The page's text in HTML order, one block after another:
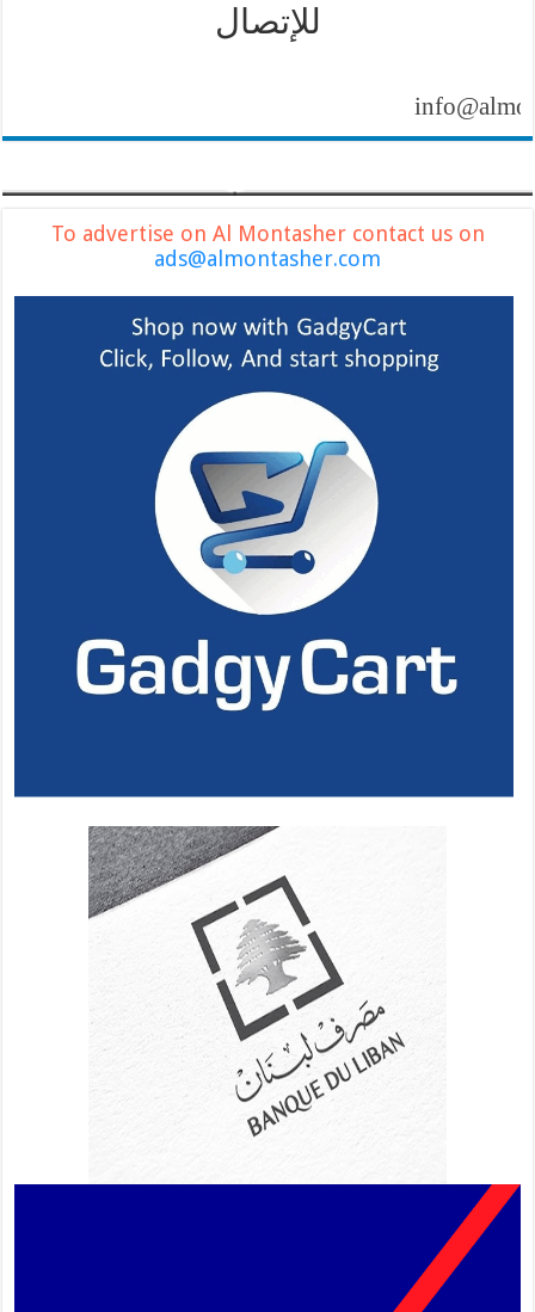
للإتصال
To advertise on Al Montasher contact us on
ads@almontasher.com